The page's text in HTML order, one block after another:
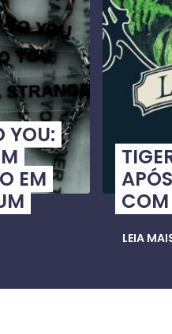
YOU:
EM
COM
LEIA